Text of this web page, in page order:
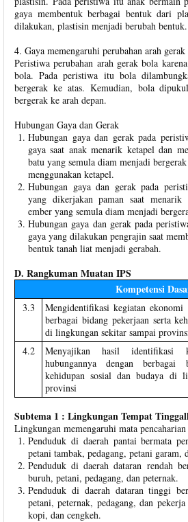
gaya membentuk berbagai bentuk dari
dilakukan, plastisin menjadi berubah bentuk.
4. Gaya memengaruhi perubahan arah gerak
Peristiwa perubahan arah gerak bola
bola. Pada peristiwa itu bola
bergerak ke atas. Kemudian, bola
bergerak ke arah depan.
Hubungan Gaya dan Gerak
Hubungan gaya dan gerak pada
gaya saat anak menarik ketapel dan
batu yang semula diam menjadi
menggunakan ketapel.
Hubungan gaya dan gerak pada
yang dikerjakan paman saat
ember yang semula diam menjadi
Hubungan gaya dan gerak pada
gaya yang dilakukan pengrajin saat
bentuk tanah liat menjadi gerabah.
D. Rangkuman Muatan IPS
Kompetensi
3.3
Mengidentifikasi kegiatan ekonomi
berbagai bidang pekerjaan serta
di lingkungan sekitar sampai
4.2
Menyajikan hasil identifikasi
hubungannya dengan berbagai
kehidupan sosial dan budaya di
provinsi
Subtema 1 : Lingkungan Tempat
Lingkungan memengaruhi mata
Penduduk di daerah pantai bermata
petani tambak, pedagang, petani garam,
Penduduk di daerah dataran rendah
buruh, petani, pedagang, dan peternak.
Penduduk di daerah dataran tinggi
petani, peternak, pedagang, dan
kopi, dan cengkeh.